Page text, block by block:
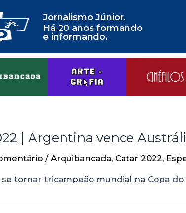
Jornalismo Júnior.
Há 20 anos formando
e informando.
| Argentina vence
/ Arquibancada, Catar 2022,
se tornar tricampeão mundial na Copa